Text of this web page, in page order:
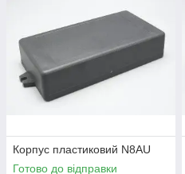
Корпус пластиковий N8AU
Готово до відправки